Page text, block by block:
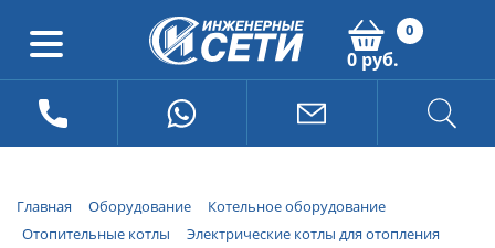
0
0 руб.
Главная Оборудование
Котельное оборудование
Отопительные котлы
Электрические котлы для отопления